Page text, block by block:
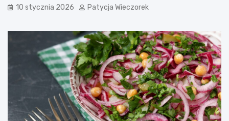
10 stycznia 2026 Patycja Wieczorek